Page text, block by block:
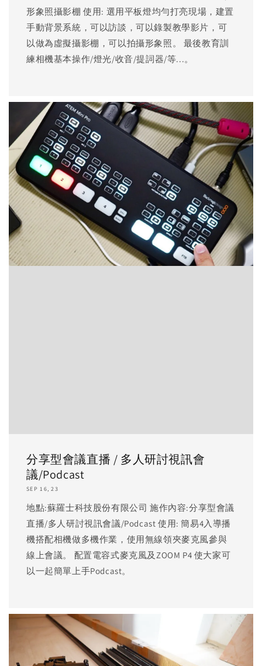
形象照攝影棚 使用: 選用平板燈均勻打亮現場，建置
手動背景系統，可以訪談，可以錄製教學影片，可
以做為虛擬攝影棚，可以拍攝形象照。 最後教育訓
練相機基本操作/燈光/收音/提詞器/等...。
分享型會議直播 / 多人研討視訊會
議/Podcast
SEP 16, 23
地點:蘇羅士科技股份有限公司 施作內容:分享型會議
直播/多人研討視訊會議/Podcast 使用: 簡易4入導播
機搭配相機做多機作業，使用無線領夾麥克風參與
線上會議。 配置電容式麥克風及ZOOM P4 使大家可
以一起簡單上手Podcast。 ​